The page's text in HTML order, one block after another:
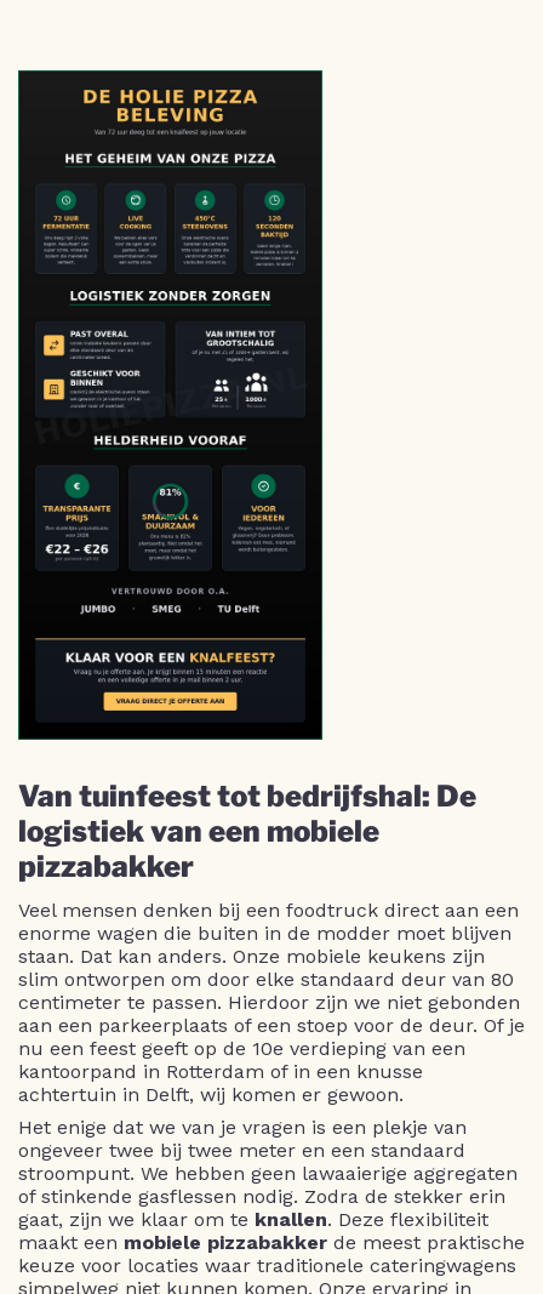
Van tuinfeest tot bedrijfshal: De
logistiek van een mobiele
pizzabakker
Veel mensen denken bij een foodtruck direct aan een
enorme wagen die buiten in de modder moet blijven
staan. Dat kan anders. Onze mobiele keukens zijn
slim ontworpen om door elke standaard deur van 80
centimeter te passen. Hierdoor zijn we niet gebonden
aan een parkeerplaats of een stoep voor de deur. Of je
nu een feest geeft op de 10e verdieping van een
kantoorpand in Rotterdam of in een knusse
achtertuin in Delft, wij komen er gewoon.
Het enige dat we van je vragen is een plekje van
ongeveer twee bij twee meter en een standaard
stroompunt. We hebben geen lawaaierige aggregaten
of stinkende gasflessen nodig. Zodra de stekker erin
gaat, zijn we klaar om te knallen. Deze flexibiliteit
maakt een mobiele pizzabakker de meest praktische
keuze voor locaties waar traditionele cateringwagens
simpelweg niet kunnen komen. Onze ervaring in